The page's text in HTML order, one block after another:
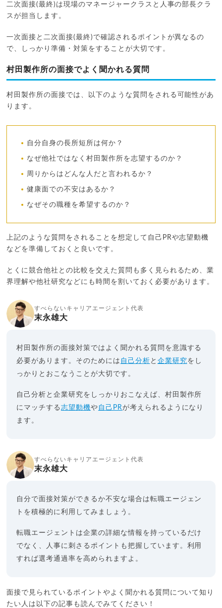
二次面接(最終)は現場のマネージャークラスと人事の部長クラ
スが担当します。
一次面接と二次面接(最終)で確認されるポイントが異なるの
で、しっかり準備・対策をすることが大切です。
村田製作所の面接でよく聞かれる質問
村田製作所の面接では、以下のような質問をされる可能性があ
ります。
自分自身の長所短所は何か？
なぜ他社ではなく村田製作所を志望するのか？
周りからはどんな人だと言われるか？
健康面での不安はあるか？
なぜその職種を希望するのか？
上記のような質問をされることを想定して自己PRや志望動機
などを準備しておくと良いです。
とくに競合他社との比較を交えた質問も多く見られるため、業
界理解や他社研究などにも時間を割いておく必要があります。
すべらないキャリアエージェント代表
末永雄大
村田製作所の面接対策ではよく聞かれる質問を意識する
必要があります。そのためには 自己分析 と 企業研究をし
っかりとおこなうことが大切です。
自己分析と企業研究をしっかりおこなえば、村田製作所
にマッチする志望動機や 自己PRが考えられるようになり
ます。
すべらないキャリアエージェント代表
末永雄大
自分で面接対策ができるか不安な場合は転職エージェン
トを積極的に利用してみましょう。
転職エージェントは企業の詳細な情報を持っているだけ
でなく、人事に刺さるポイントも把握しています。利用
すれば選考通過率を高められますよ。
面接で見られているポイントやよく聞かれる質問について知り
たい人は以下の記事も読んでみてください！